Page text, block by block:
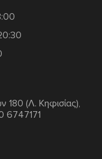
180 (Λ. Κηφισίας),
6747171